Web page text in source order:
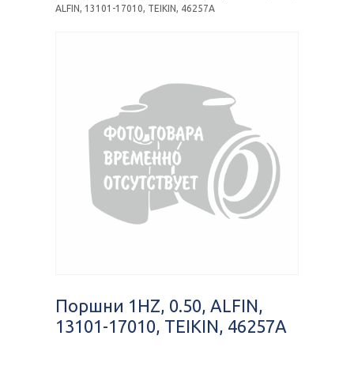
ALFIN, 13101-17010, TEIKIN, 46257A
Поршни 1HZ, 0.50, ALFIN,
13101-17010, TEIKIN, 46257A